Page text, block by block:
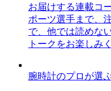
お届けする連載コ
ポーツ選手まで、
で、他では読めな
トークをお楽しみ
腕時計のプロが選